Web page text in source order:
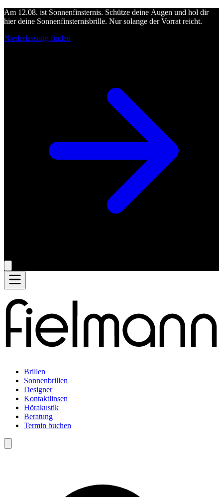
Am 12.08. ist Sonnenfinsternis. Schütze deine Augen und hol dir
hier deine Sonnenfinsternisbrille. Nur solange der Vorrat reicht.
Niederlassung finden
Brillen
Sonnenbrillen
Designer
Kontaktlinsen
Hörakustik
Beratung
Termin buchen